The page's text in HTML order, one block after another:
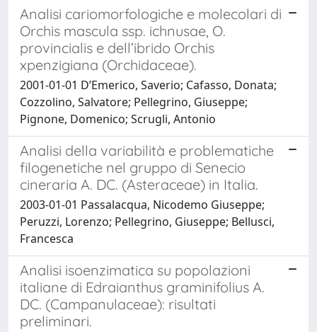
Analisi cariomorfologiche e molecolari di
Orchis mascula ssp. ichnusae, O.
provincialis e dell’ibrido Orchis
xpenzigiana (Orchidaceae).
2001-01-01 D’Emerico, Saverio; Cafasso, Donata;
Cozzolino, Salvatore; Pellegrino, Giuseppe;
Pignone, Domenico; Scrugli, Antonio
Analisi della variabilità e problematiche
filogenetiche nel gruppo di Senecio
cineraria A. DC. (Asteraceae) in Italia.
2003-01-01 Passalacqua, Nicodemo Giuseppe;
Peruzzi, Lorenzo; Pellegrino, Giuseppe; Bellusci,
Francesca
Analisi isoenzimatica su popolazioni
italiane di Edraianthus graminifolius A.
DC. (Campanulaceae): risultati
preliminari.